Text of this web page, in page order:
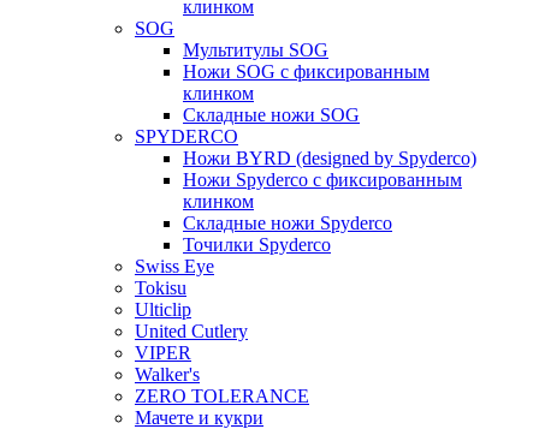
клинком
SOG
Мультитулы SOG
Ножи SOG с фиксированным
клинком
Складные ножи SOG
SPYDERCO
Ножи BYRD (designed by Spyderco)
Ножи Spyderco c фиксированным
клинком
Складные ножи Spyderco
Точилки Spyderco
Swiss Eye
Tokisu
Ulticlip
United Cutlery
VIPER
Walker's
ZERO TOLERANCE
Мачете и кукри